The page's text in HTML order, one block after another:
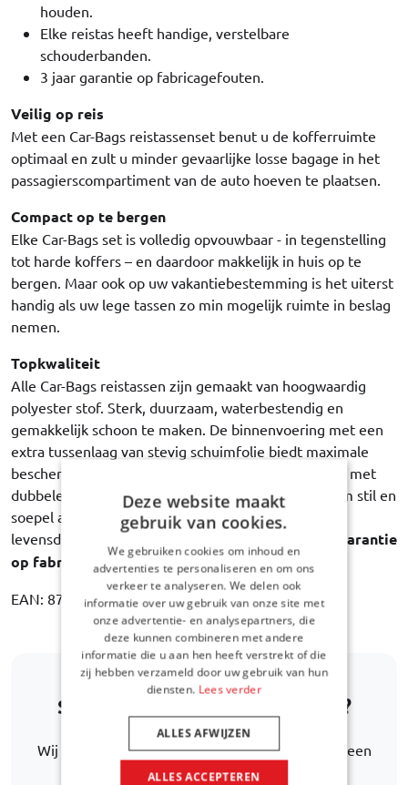
houden.
Elke reistas heeft handige, verstelbare
schouderbanden.
3 jaar garantie op fabricagefouten.
Veilig op reis
Met een Car-Bags reistassenset benut u de kofferruimte
optimaal en zult u minder gevaarlijke losse bagage in het
passagierscompartiment van de auto hoeven te plaatsen.
Compact op te bergen
Elke Car-Bags set is volledig opvouwbaar - in tegenstelling
tot harde koffers – en daardoor makkelijk in huis op te
bergen. Maar ook op uw vakantiebestemming is het uiterst
handig als uw lege tassen zo min mogelijk ruimte in beslag
nemen.
Topkwaliteit
Alle Car-Bags reistassen zijn gemaakt van hoogwaardig
polyester stof. Sterk, duurzaam, waterbestendig en
gemakkelijk schoon te maken. De binnenvoering met een
extra tussenlaag van stevig schuimfolie biedt maximale
bescherming van de inhoud. Elke trolley is uitgerust met
dubbele gelagerde wielen met rubberen banden, om stil en
soepel afrollen te garanderen gedurende de hele
levensduur van de tas. Car-Bags garandeert
3 jaar garantie
op fabricagefouten.
EAN: 8718885903805
Staat uw automodel er niet bij?
Wij helpen u graag verder met het zoeken naar een
alternatief.
Deze website maakt
gebruik van cookies.
We gebruiken cookies om inhoud en
advertenties te personaliseren en om ons
verkeer te analyseren. We delen ook
informatie over uw gebruik van onze site met
onze advertentie- en analysepartners, die
deze kunnen combineren met andere
informatie die u aan hen heeft verstrekt of die
zij hebben verzameld door uw gebruik van hun
diensten. Lees verder
ALLES ACCEPTEREN
ALLES AFWIJZEN